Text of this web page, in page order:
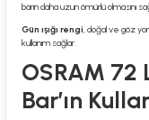
barın daha uzun ömürlü olmasını
Gün ışığı rengi, doğal ve göz
kullanım sağlar.
OSRAM 72
Bar’ın